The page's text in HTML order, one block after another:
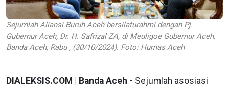
Sejumlah Aliansi Buruh Aceh bersilaturahmi dengan Pj.
Gubernur Aceh, Dr. H. Safrizal ZA, di Meuligoe Gubernur Aceh,
Banda Aceh, Rabu , (30/10/2024). Foto: Humas Aceh
DIALEKSIS.COM | Banda Aceh - Sejumlah asosiasi